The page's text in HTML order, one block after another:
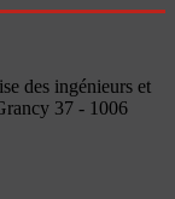
des ingénieurs et
37 - 1006